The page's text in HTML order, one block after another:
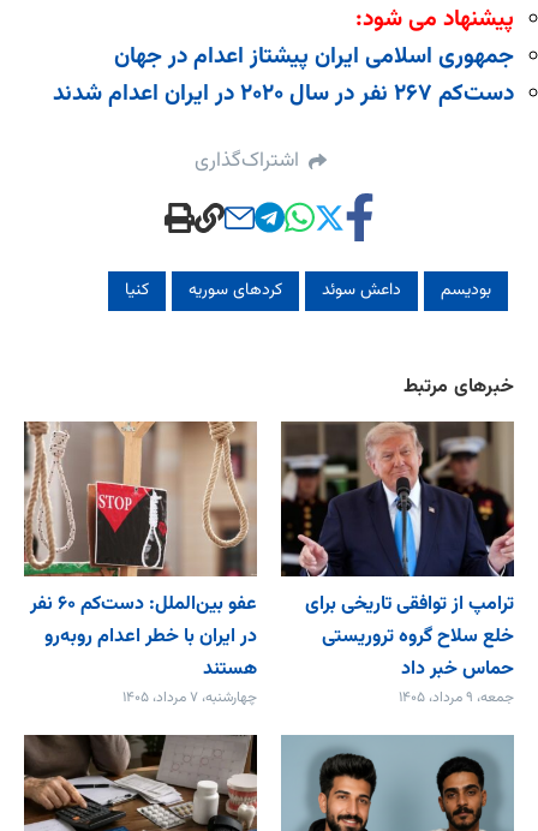
پیشنهاد می شود:
جمهوری اسلامی ایران پیشتاز اعدام در جهان
دست‌کم ۲۶۷ نفر در سال ۲۰۲۰ در ایران اعدام شدند
اشتراک‌گذاری
بودیسم داعش سوئد کردهای سوریه کنیا
خبرهای مرتبط
ترامپ از توافقی تاریخی برای
خلع ‌سلاح گروه تروریستی
حماس خبر داد
جمعه، ۹ مرداد، ۱۴۰۵
عفو بین‌الملل: دست‌کم ۶۰ نفر
در ایران با خطر اعدام روبه‌رو
هستند
چهارشنبه، ۷ مرداد، ۱۴۰۵